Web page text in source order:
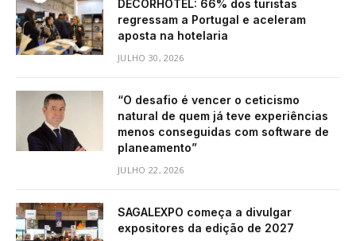
DECORHOTEL: 66% dos turistas
regressam a Portugal e aceleram
aposta na hotelaria
JULHO 30, 2026
“O desafio é vencer o ceticismo
natural de quem já teve experiências
menos conseguidas com software de
planeamento”
JULHO 22, 2026
SAGALEXPO começa a divulgar
expositores da edição de 2027